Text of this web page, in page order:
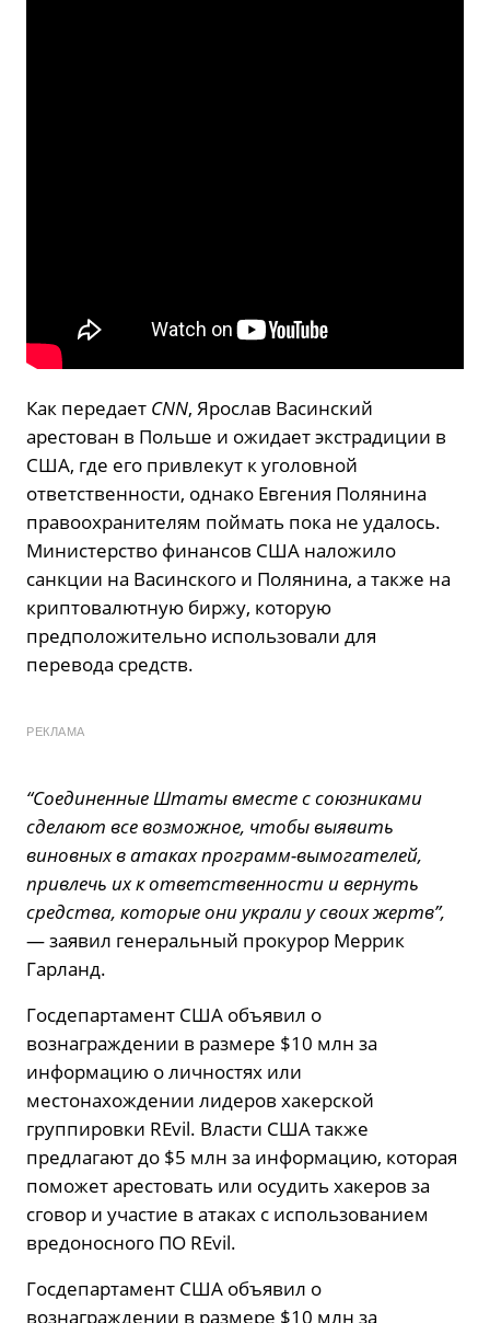
Как передает СNN, Ярослав Васинский
арестован в Польше и ожидает экстрадиции в
США, где его привлекут к уголовной
ответственности, однако Евгения Полянина
правоохранителям поймать пока не удалось.
Министерство финансов США наложило
санкции на Васинского и Полянина, а также на
криптовалютную биржу, которую
предположительно использовали для
перевода средств.
РЕКЛАМА
“Соединенные Штаты вместе с союзниками
сделают все возможное, чтобы выявить
виновных в атаках программ-вымогателей,
привлечь их к ответственности и вернуть
средства, которые они украли у своих жертв”,
— заявил генеральный прокурор Меррик
Гарланд.
Госдепартамент США объявил о
вознаграждении в размере $10 млн за
информацию о личностях или
местонахождении лидеров хакерской
группировки REvil. Власти США также
предлагают до $5 млн за информацию, которая
поможет арестовать или осудить хакеров за
сговор и участие в атаках с использованием
вредоносного ПО REvil.
Госдепартамент США объявил о
вознаграждении в размере $10 млн за